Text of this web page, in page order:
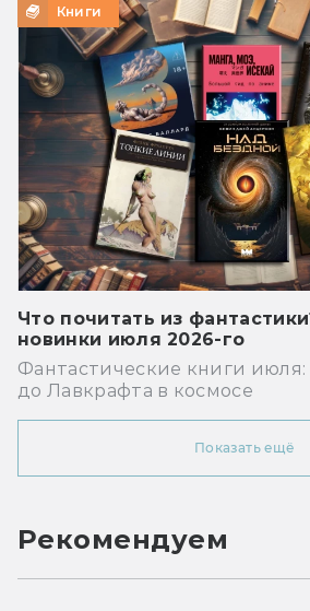
Книги
Что почитать из
новинки июля 2026-го
Фантастические книги июля:
до Лавкрафта в космосе
Показать ещё
Рекомендуем